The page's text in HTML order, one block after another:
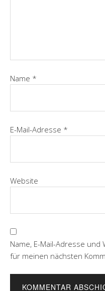
Name *
E-Mail-Adresse *
Website
Name, E-Mail-Adresse
für meinen nächsten